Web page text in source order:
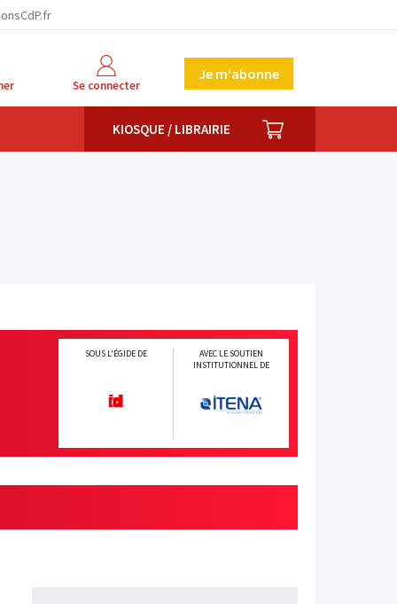
Se connecter
Je m'abonne
KIOSQUE / LIBRAIRIE PANIER
SOUS L'ÉGIDE DE
AVEC LE SOUTIEN
INSTITUTIONNEL DE